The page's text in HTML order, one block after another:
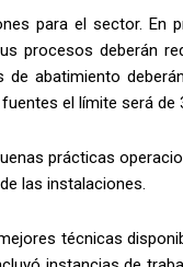
para el sector. En
procesos deberán
abatimiento
el límite será de
prácticas
las instalaciones.
técnicas